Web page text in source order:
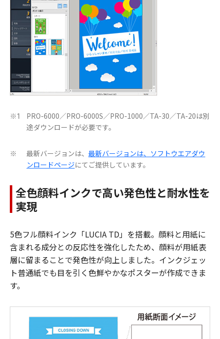
※1
PRO-6000／PRO-6000S／PRO-1000／TA-30／TA-20は別
途ダウンロードが必要です。
※ 最新バージョンは、 最新バージョンは、ソフトウエアダウ
ンロードページにてご提供しています。
全色顔料インクで高い発色性と耐水性を
実現
5色フル顔料インク「LUCIA TD」を搭載。顔料と用紙に
含まれる成分との反応性を強化したため、顔料が用紙表
層に留まることで発色性が向上しました。インクジェッ
ト普通紙でも目を引く色鮮やかなポスターが作成できま
す。